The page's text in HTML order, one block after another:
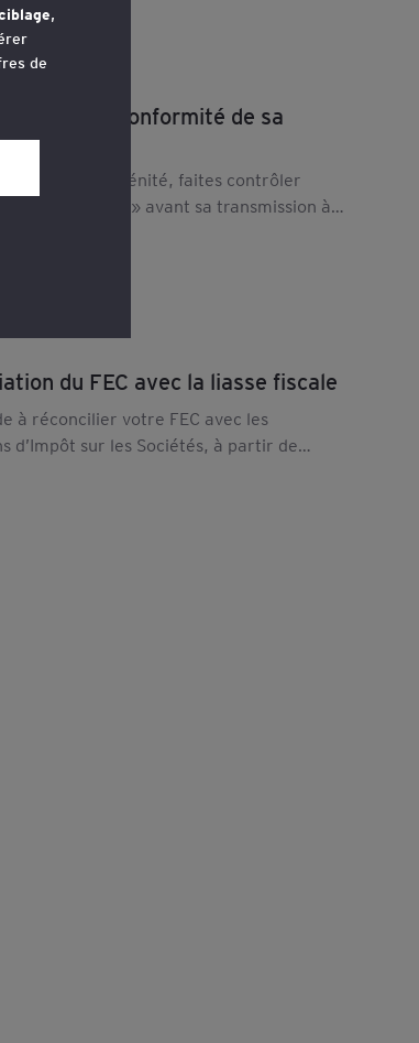
vérifier la conformité de sa
Ecollab
en toute sérénité, faites contrôler
« Ecollab » avant sa transmission à
du FEC avec la liasse fiscale
à réconcilier votre FEC avec les
d’Impôt sur les Sociétés, à partir de
,
de